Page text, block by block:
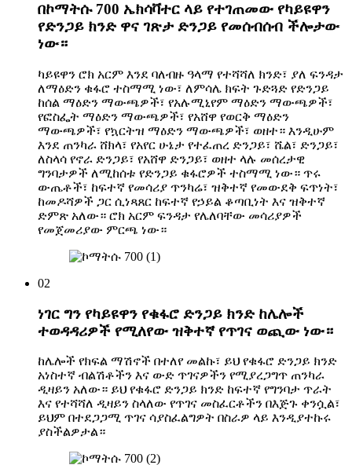
በኮማትሱ 700 ኤክሳቫተር ላይ የተገጠመው የካይዩዋን
የድንጋይ ክንድ ዋና ገጽታ ድንጋይ የመሰብሰብ ችሎታው
ነው።
ካይዩዋን ሮክ አርም እንደ ባለብዙ ዓላማ የተሻሻለ ክንድ፣ ያለ ፍንዳታ
ለማዕድን ቁፋሮ ተስማሚ ነው፣ ለምሳሌ ክፍት ጉድጓድ የድንጋይ
ከሰል ማዕድን ማውጫዎች፣ የአሉሚኒየም ማዕድን ማውጫዎች፣
የፎስፌት ማዕድን ማውጫዎች፣ የአሸዋ የወርቅ ማዕድን
ማውጫዎች፣ የኳርትዝ ማዕድን ማውጫዎች፣ ወዘተ። እንዲሁም
እንደ ጠንካራ ሸክላ፣ የአየር ሁኔታ የተፈጠረ ድንጋይ፣ ሼል፣ ድንጋይ፣
ለስላሳ የኖራ ድንጋይ፣ የአሸዋ ድንጋይ፣ ወዘተ ላሉ መሰረታዊ
ግንባታዎች ለሚከሰቱ የድንጋይ ቁፋሮዎች ተስማሚ ነው። ጥሩ
ውጤቶች፣ ከፍተኛ የመሳሪያ ጥንካሬ፣ ዝቅተኛ የመውደቅ ፍጥነት፣
ከመዶሻዎች ጋር ሲነጻጸር ከፍተኛ የኃይል ቆጣቢነት እና ዝቅተኛ
ድምጽ አለው። ሮክ አርም ፍንዳታ የሌለባቸው መሳሪያዎች
የመጀመሪያው ምርጫ ነው።
02
ነገር ግን የካይዩዋን የቁፋሮ ድንጋይ ክንድ ከሌሎች
ተወዳዳሪዎች የሚለየው ዝቅተኛ የጥገና ወጪው ነው።
ከሌሎች የክፍል ማሽኖች በተለየ መልኩ፣ ይህ የቁፋሮ ድንጋይ ክንድ
አነስተኛ ብልሽቶችን እና ውድ ጥገናዎችን የሚያረጋግጥ ጠንካራ
ዲዛይን አለው። ይህ የቁፋሮ ድንጋይ ክንድ ከፍተኛ የግንባታ ጥራት
እና የተሻሻለ ዲዛይን ስላለው የጥገና መስፈርቶችን በእጅጉ ቀንሷል፣
ይህም በተደጋጋሚ ጥገና ሳያስፈልግዎት በስራዎ ላይ እንዲያተኩሩ
ያስችልዎታል።